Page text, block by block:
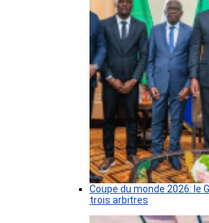
Coupe du monde 2026: le
trois arbitres